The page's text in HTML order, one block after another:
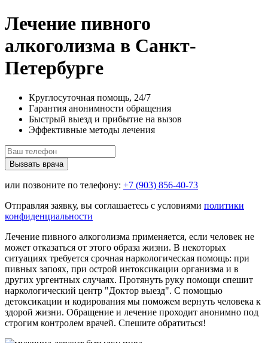
Лечение пивного
алкоголизма в Санкт-
Петербурге
Круглосуточная помощь, 24/7
Гарантия анонимности обращения
Быстрый выезд и прибытие на вызов
Эффективные методы лечения
Вызвать врача
или позвоните по телефону: +7 (903) 856-40-73
Отправляя заявку, вы соглашаетесь с условиями политики
конфиденциальности
Лечение пивного алкоголизма применяется, если человек не
может отказаться от этого образа жизни. В некоторых
ситуациях требуется срочная наркологическая помощь: при
пивных запоях, при острой интоксикации организма и в
других ургентных случаях. Протянуть руку помощи спешит
наркологический центр "Доктор выезд". С помощью
детоксикации и кодирования мы поможем вернуть человека к
здорой жизни. Обращение и лечение проходит анонимно под
строгим контролем врачей. Спешите обратиться!